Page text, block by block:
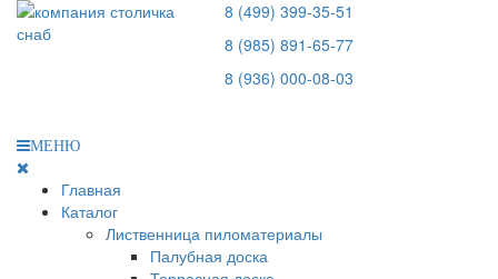
8 (499) 399-35-51
8 (985) 891-65-77
8 (936) 000-08-03
МЕНЮ
Главная
Каталог
Лиственница пиломатериалы
Палубная доска